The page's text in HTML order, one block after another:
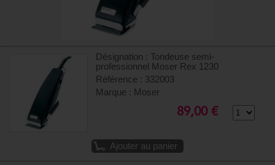
Désignation : Tondeuse semi-
professionnel Moser Rex 1230
Référence : 332003
Marque : Moser
89,00 €
Ajouter au panier